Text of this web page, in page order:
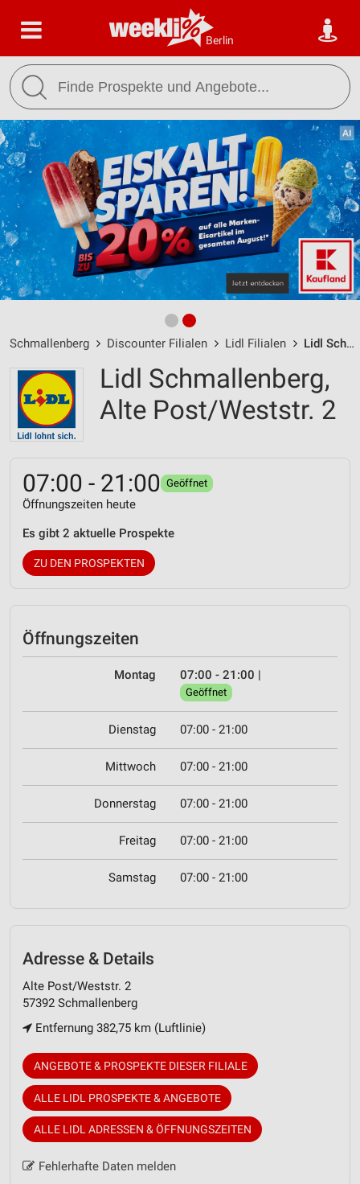
Berlin
Schmallenberg Discounter Filialen Lidl Filialen Lidl Schmallenberg / Alte Post/Weststr. 2 - Öffnungszeiten & Adresse
Lidl Schmallenberg,
Alte Post/Weststr. 2
07:00 - 21:00 Geöffnet
Öffnungszeiten heute
Es gibt 2 aktuelle Prospekte
ZU DEN PROSPEKTEN
Öffnungszeiten
Montag 07:00 - 21:00 |
Geöffnet
Dienstag 07:00 - 21:00
Mittwoch 07:00 - 21:00
Donnerstag 07:00 - 21:00
Freitag 07:00 - 21:00
Samstag 07:00 - 21:00
Adresse & Details
Alte Post/Weststr. 2
57392 Schmallenberg
Entfernung 382,75 km (Luftlinie)
ANGEBOTE & PROSPEKTE DIESER FILIALE
ALLE LIDL PROSPEKTE & ANGEBOTE
ALLE LIDL ADRESSEN & ÖFFNUNGSZEITEN
Fehlerhafte Daten melden